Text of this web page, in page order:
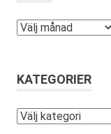
Arkiv
KATEGORIER
Kategorier